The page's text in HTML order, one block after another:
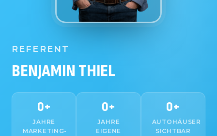
REFERENT
BENJAMIN THIEL
0+
JAHRE
MARKETING-
0+
JAHRE
EIGENE
0+
AUTOHÄUSER
SICHTBAR